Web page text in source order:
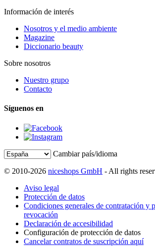
Información de interés
Nosotros y el medio ambiente
Magazine
Diccionario beauty
Sobre nosotros
Nuestro grupo
Contacto
Síguenos en
Cambiar país/idioma
© 2010-2026 niceshops GmbH - All rights
Aviso legal
Protección de datos
Condiciones generales de contratación y
revocación
Declaración de accesibilidad
Configuración de protección de datos
Cancelar contratos de suscripción aquí